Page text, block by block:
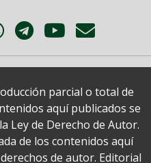
parcial o total de
aquí publicados se
Ley de Derecho de Autor.
de los contenidos aquí
de autor. Editorial